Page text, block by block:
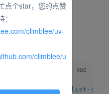
列表标题
="列表文字" ></uv-list-item
点个star，您的点赞
climblee/uv-
climblee/u